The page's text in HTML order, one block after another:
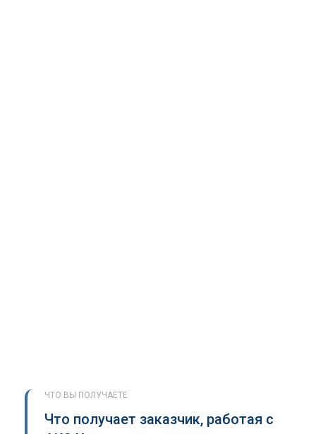
ЧТО ВЫ ПОЛУЧАЕТЕ
Что получает заказчик, работая с